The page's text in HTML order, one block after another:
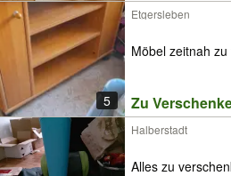
5
Etgersleben
Möbel zeitnah
Zu
Halberstadt
Alles zu